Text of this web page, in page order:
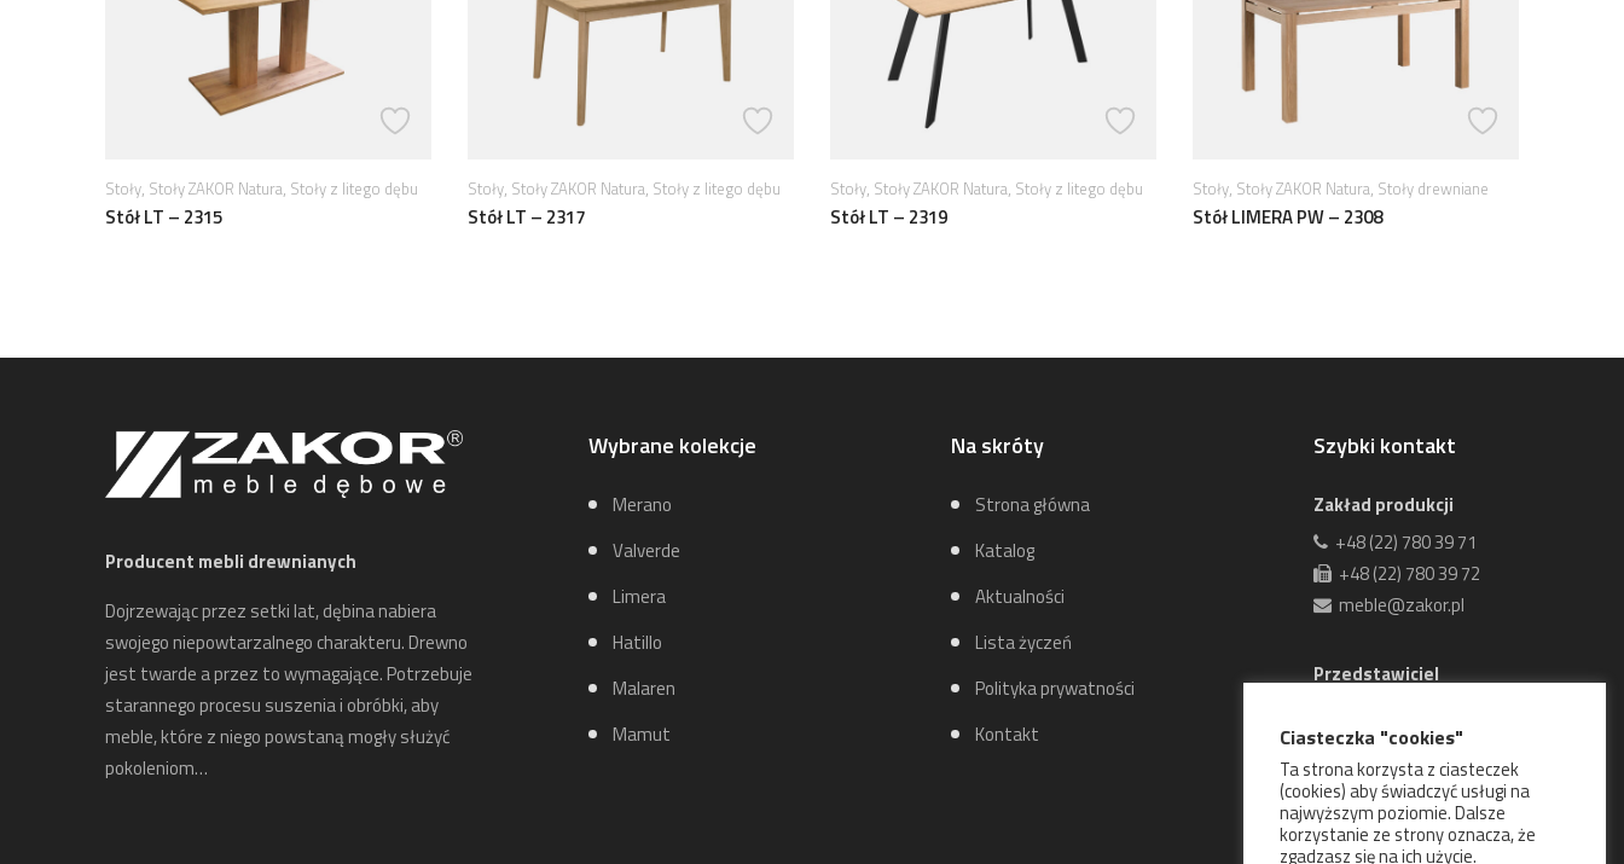
Stoły, Stoły ZAKOR Natura, Stoły z litego dębu
Stół LT – 2315
Stoły, Stoły ZAKOR Natura, Stoły z litego dębu
Stół LT – 2317
Stoły, Stoły ZAKOR Natura, Stoły z litego dębu
Stół LT – 2319
Stoły, Stoły ZAKOR Natura, Stoły drewniane
Stół LIMERA PW – 2308
Producent mebli drewnianych
Dojrzewając przez setki lat, dębina nabiera
swojego niepowtarzalnego charakteru. Drewno
jest twarde a przez to wymagające. Potrzebuje
starannego procesu suszenia i obróbki, aby
meble, które z niego powstaną mogły służyć
pokoleniom…
Wybrane kolekcje
Merano
Valverde
Limera
Hatillo
Malaren
Mamut
Na skróty
Strona główna
Katalog
Aktualności
Lista życzeń
Polityka prywatności
Kontakt
Szybki kontakt
Zakład produkcji
+48 (22) 780 39 71
+48 (22) 780 39 72
meble@zakor.pl
Przedstawiciel
Andrzej Łaniecki
biuro@zakor.pl
+48 604 512 361
Ciasteczka "cookies"
Ta strona korzysta z ciasteczek
(cookies) aby świadczyć usługi na
najwyższym poziomie. Dalsze
korzystanie ze strony oznacza, że
zgadzasz się na ich użycie.